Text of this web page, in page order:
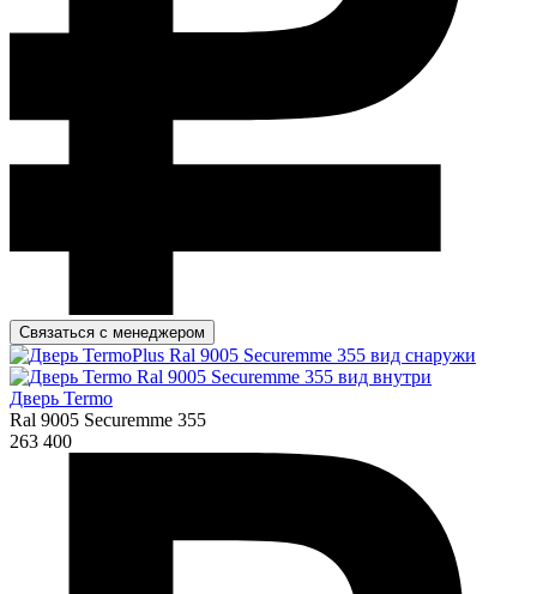
Связаться с менеджером
Дверь Termo
Ral 9005 Securemme 355
263 400